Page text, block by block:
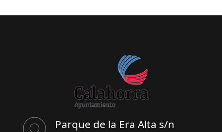
Parque de la Era Alta s/n